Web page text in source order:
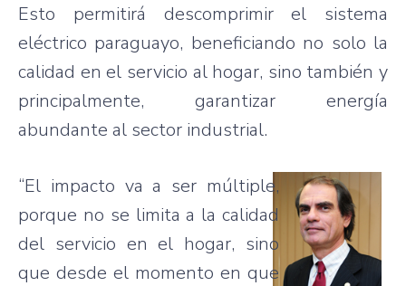
Esto permitirá descomprimir el sistema
eléctrico paraguayo, beneficiando no solo la
calidad en el servicio al hogar, sino también y
principalmente, garantizar energía
abundante al sector industrial.
“El impacto va a ser múltiple,
porque no se limita a la calidad
del servicio en el hogar, sino
que desde el momento en que